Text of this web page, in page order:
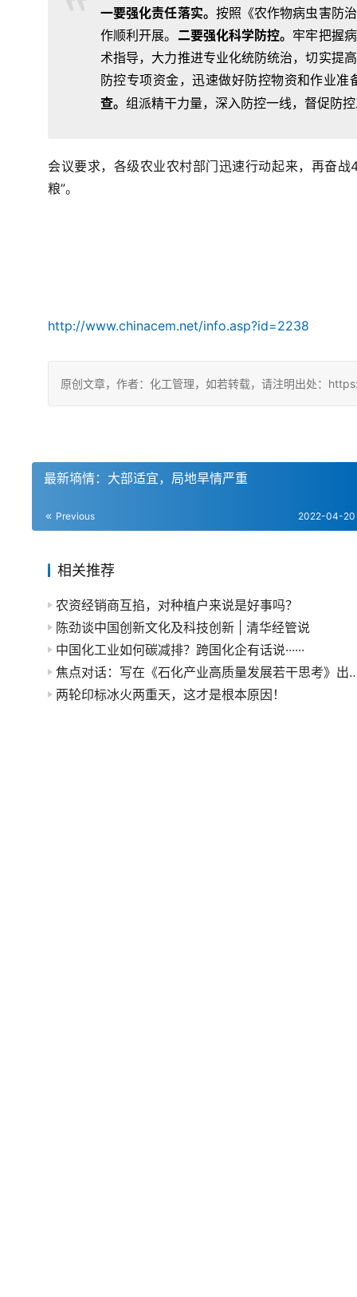
一要强化责任落实。 按照《农作物病虫害防
作顺利开展。 二要强化科学防控。 牢牢把握
术指导，大力推进专业化统防统治，切实提
防控专项资金，迅速做好防控物资和作业
查。 组派精干力量，深入防控一线，督促防
会议要求，各级农业农村部门迅速行动起来，再奋
粮”。
http://www.chinacem.net/info.asp?id=2238
原创文章，作者：化工管理，如若转载，请注明出处：
最新墒情：大部适宜，局地旱情严重
Previous 2022-04-20
相关推荐
农资经销商互掐，对种植户来说是好事吗？
陈劲谈中国创新文化及科技创新 | 清华经管说
中国化工业如何碳减排？跨国化企有话说······
焦点对话：写在《石化产业
两轮印标冰火两重天，这才是根本原因！